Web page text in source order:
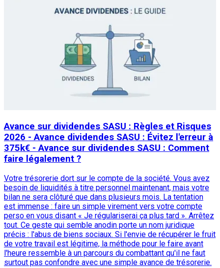
Avance sur dividendes SASU : Règles et Risques
2026 - Avance dividendes SASU : Évitez l'erreur à
375k€ - Avance sur dividendes SASU : Comment
faire légalement ?
Votre trésorerie dort sur le compte de la société. Vous avez
besoin de liquidités à titre personnel maintenant, mais votre
bilan ne sera clôturé que dans plusieurs mois. La tentation
est immense : faire un simple virement vers votre compte
perso en vous disant « Je régulariserai ça plus tard ». Arrêtez
tout. Ce geste qui semble anodin porte un nom juridique
précis : l'abus de biens sociaux. Si l'envie de récupérer le fruit
de votre travail est légitime, la méthode pour le faire avant
l'heure ressemble à un parcours du combattant qu'il ne faut
surtout pas confondre avec une simple avance de trésorerie.